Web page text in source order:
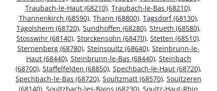
Traubach-le-Haut (68210), Traubach-le-Bas (68210),
Thannenkirch (68590), Thann (68800), Tagsdorf (68130),
Tagolsheim (68720), Sundhoffen (68280), Strueth (68580),
Stosswihr (68140), Storckensohn (68470), Stetten (68510),
Sternenberg (68780), Steinsoultz (68640), Steinbrunn-le-
Haut (68440), Steinbrunn-le-Bas (68440), Steinbach
(68700), Staffelfelden (68850), Spechbach-le-Haut (68720),
Spechbach-le-Bas (68720), Soultzmatt (68570), Soultzeren
(68140), Soultzbach-les-Bains (68230), Soultz-Haut-Rhin